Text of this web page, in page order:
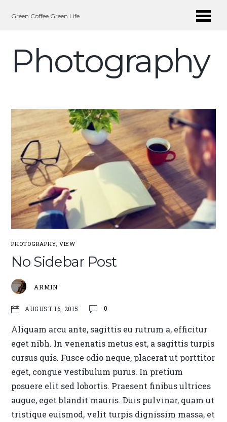
Green Coffee Green Life
Photography
PHOTOGRAPHY, VIEW
No Sidebar Post
ARMIN
AUGUST 16, 2015 0
Aliquam arcu ante, sagittis eu rutrum a, efficitur
eget nibh. In venenatis metus est, a sagittis turpis
cursus quis. Fusce odio neque, placerat ut porttitor
eget, congue vestibulum purus. In pretium
posuere elit sed lobortis. Praesent finibus ultrices
augue, eget blandit mauris. Duis pulvinar, quam ut
tristique euismod, velit turpis dignissim massa, et